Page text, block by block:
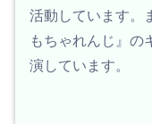
活動しています。
もちゃれんじ』の
演しています。